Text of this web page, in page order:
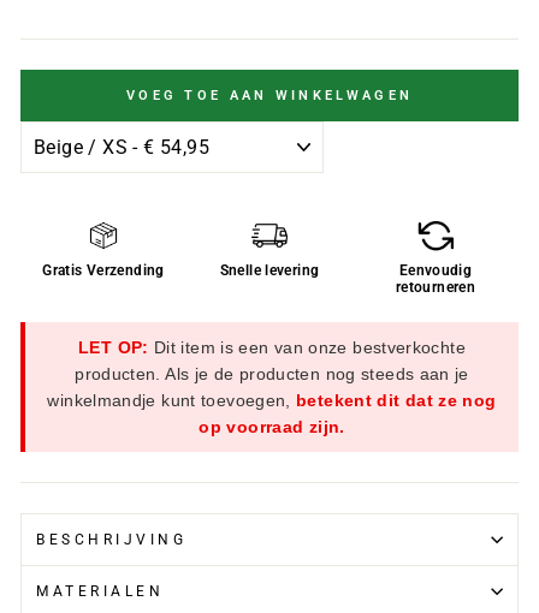
VOEG TOE AAN WINKELWAGEN
Gratis Verzending Snelle levering
Eenvoudig
retourneren
LET OP: Dit item is een van onze bestverkochte
producten. Als je de producten nog steeds aan je
winkelmandje kunt toevoegen, betekent dit dat ze nog
op voorraad zijn.
BESCHRIJVING
MATERIALEN